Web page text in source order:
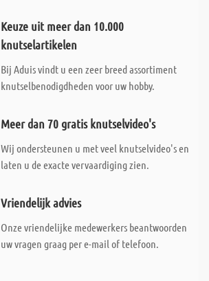
Keuze uit meer dan 10.000
knutselartikelen
Bij Aduis vindt u een zeer breed assortiment
knutselbenodigdheden voor uw hobby.
Meer dan 70 gratis knutselvideo's
Wij ondersteunen u met veel knutselvideo's en
laten u de exacte vervaardiging zien.
Vriendelijk advies
Onze vriendelijke medewerkers beantwoorden
uw vragen graag per e-mail of telefoon.